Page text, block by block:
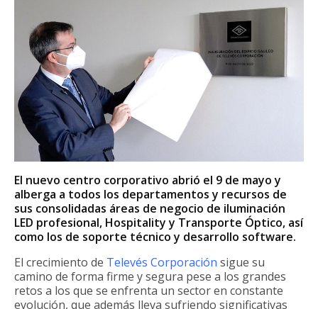
El nuevo centro corporativo abrió el 9 de mayo y
alberga a todos los departamentos y recursos de
sus consolidadas áreas de negocio de iluminación
LED profesional, Hospitality y Transporte Óptico, así
como los de soporte técnico y desarrollo software.
El crecimiento de Televés Corporación sigue su
camino de forma firme y segura pese a los grandes
retos a los que se enfrenta un sector en constante
evolución, que además lleva sufriendo significativas